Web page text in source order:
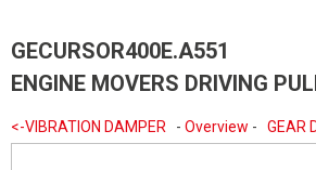
GECURSOR400E.A551
ENGINE MOVERS DRIVING
<-VIBRATION DAMPER - Overview - GEAR